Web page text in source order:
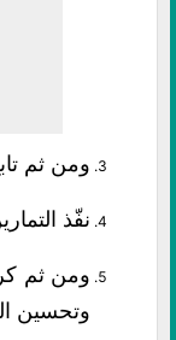
ومن ثم
نفّذ
ومن ثم
وتحسين